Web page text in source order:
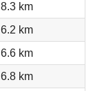
8.3 km
6.2 km
6.6 km
6.8 km